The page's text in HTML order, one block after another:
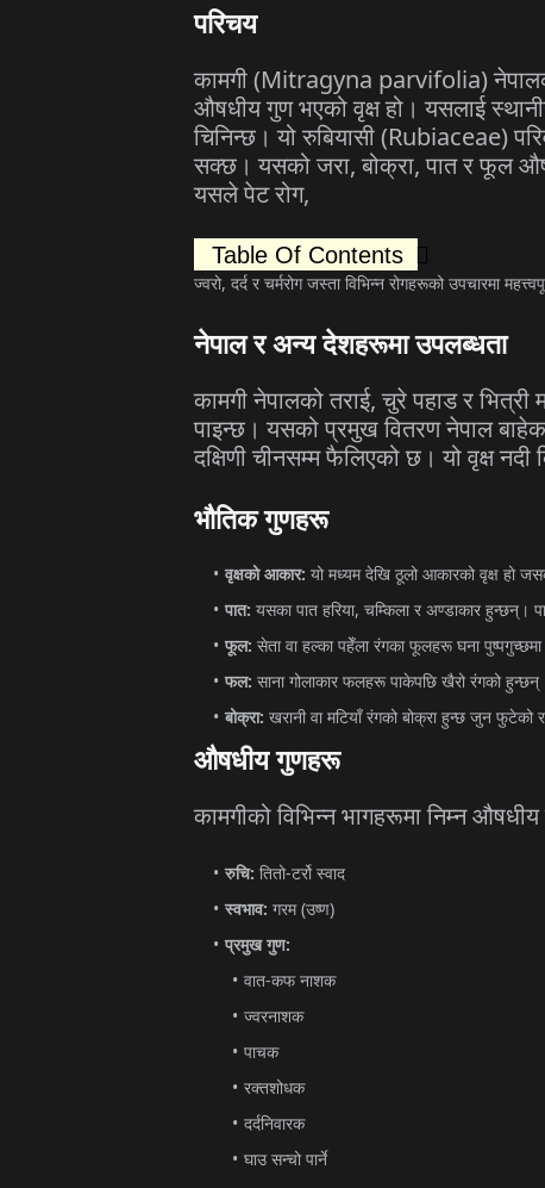
परिचय
कामगी(Mitragyna parvifolia)
औषधीयगुणभएकोवृक्षहो। यसलाई
चिनिन्छ। योरुबियासी(Rubiaceae)
सक्छ। यसकोजरा,बोक्रा,पातरफूल
यसलेपेटरोग,
Table Of Contents
ज्वरो, दर्द र चर्मरोग जस्ता विभिन्न रोगहरूको उपचारमा
नेपालरअन्यदेशहरूमाउपलब्धता
कामगीनेपालकोतराई,चुरेपहाडरभित्री
पाइन्छ। यसकोप्रमुखवितरणनेपालबाहेक
दक्षिणीचीनसम्मफैलिएकोछ। योवृक्षनदी
भौतिकगुणहरू
वृक्षको आकार: यो मध्यम देखि ठूलो आकारको वृक्ष हो
पात: यसका पात हरिया, चम्किला र अण्डाकार हुन्छन्।
फूल: सेता वा हल्का पहेँला रंगका फूलहरू घना पुष्पगुच्छमा
फल: साना गोलाकार फलहरू पाकेपछि खैरो रंगको हुन्छन्।
बोक्रा: खरानी वा मटियाँ रंगको बोक्रा हुन्छ जुन फुटेको र
औषधीयगुणहरू
कामगीकोविभिन्नभागहरूमानिम्नऔषधीय
रुचि: तितो-टर्रो स्वाद
स्वभाव: गरम(उष्ण)
प्रमुख गुण:
वात-कफ नाशक
ज्वरनाशक
पाचक
रक्तशोधक
दर्दनिवारक
घाउ सन्चो पार्ने